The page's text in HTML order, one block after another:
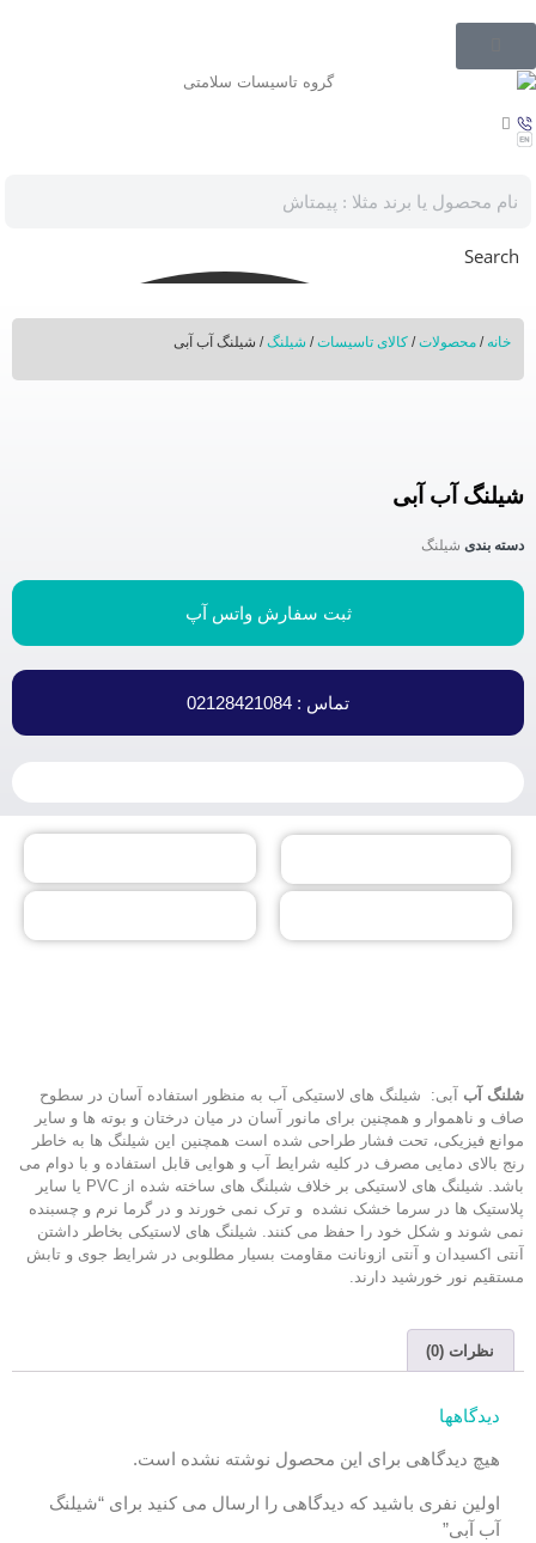
Search
خانه / محصولات/ کالای تاسیسات/ شیلنگ/ شیلنگ آب آبی
شیلنگ آب آبی
دسته بندی شیلنگ
ثبت سفارش واتس آپ
تماس : 02128421084
شلنگ آب آبی:
شیلنگ های لاستیکی آب به منظور استفاده آسان در سطوح
صاف و ناهموار و همچنین برای مانور آسان در میان درختان و بوته ها و سایر
موانع فیزیکی، تحت فشار طراحی شده است همچنین این شیلنگ ها به خاطر
رنج بالای دمایی مصرف در کلیه شرایط آب و هوایی قابل استفاده و با دوام می
باشد. شیلنگ های لاستیکی بر خلاف شبلنگ های ساخته شده از PVC یا سایر
پلاستیک ها در سرما خشک نشده و ترک نمی خورند و در گرما نرم و چسبنده
نمی شوند و شکل خود را حفظ می کنند. شیلنگ های لاستیکی بخاطر داشتن
آنتی اکسیدان و آنتی ازونانت مقاومت بسیار مطلوبی در شرایط جوی و تابش
مستقیم نور خورشید دارند.
نظرات (0)
دیدگاهها
هیچ دیدگاهی برای این محصول نوشته نشده است.
اولین نفری باشید که دیدگاهی را ارسال می کنید برای “شیلنگ
آب آبی”